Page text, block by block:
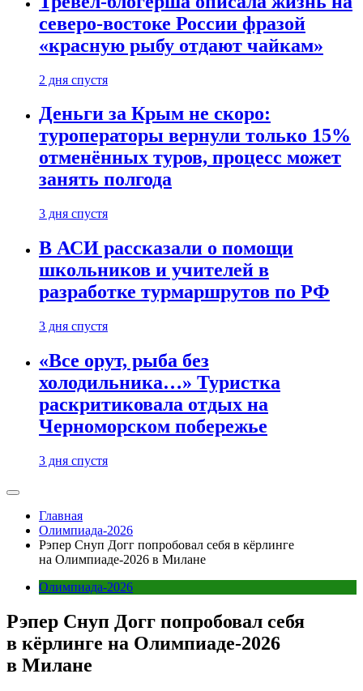
северо-востоке России фразой
«красную рыбу отдают чайкам»
2 дня спустя
Деньги за Крым не скоро:
туроператоры вернули только 15%
отменённых туров, процесс может
занять полгода
3 дня спустя
В АСИ рассказали о помощи
школьников и учителей в
разработке турмаршрутов по РФ
3 дня спустя
«Все орут, рыба без
холодильника…» Туристка
раскритиковала отдых на
Черноморском побережье
3 дня спустя
Главная
Олимпиада-2026
Рэпер Снуп Догг попробовал себя в кёрлинге
на Олимпиаде-2026 в Милане
Олимпиада-2026
Рэпер Снуп Догг попробовал себя
в кёрлинге на Олимпиаде-2026
в Милане